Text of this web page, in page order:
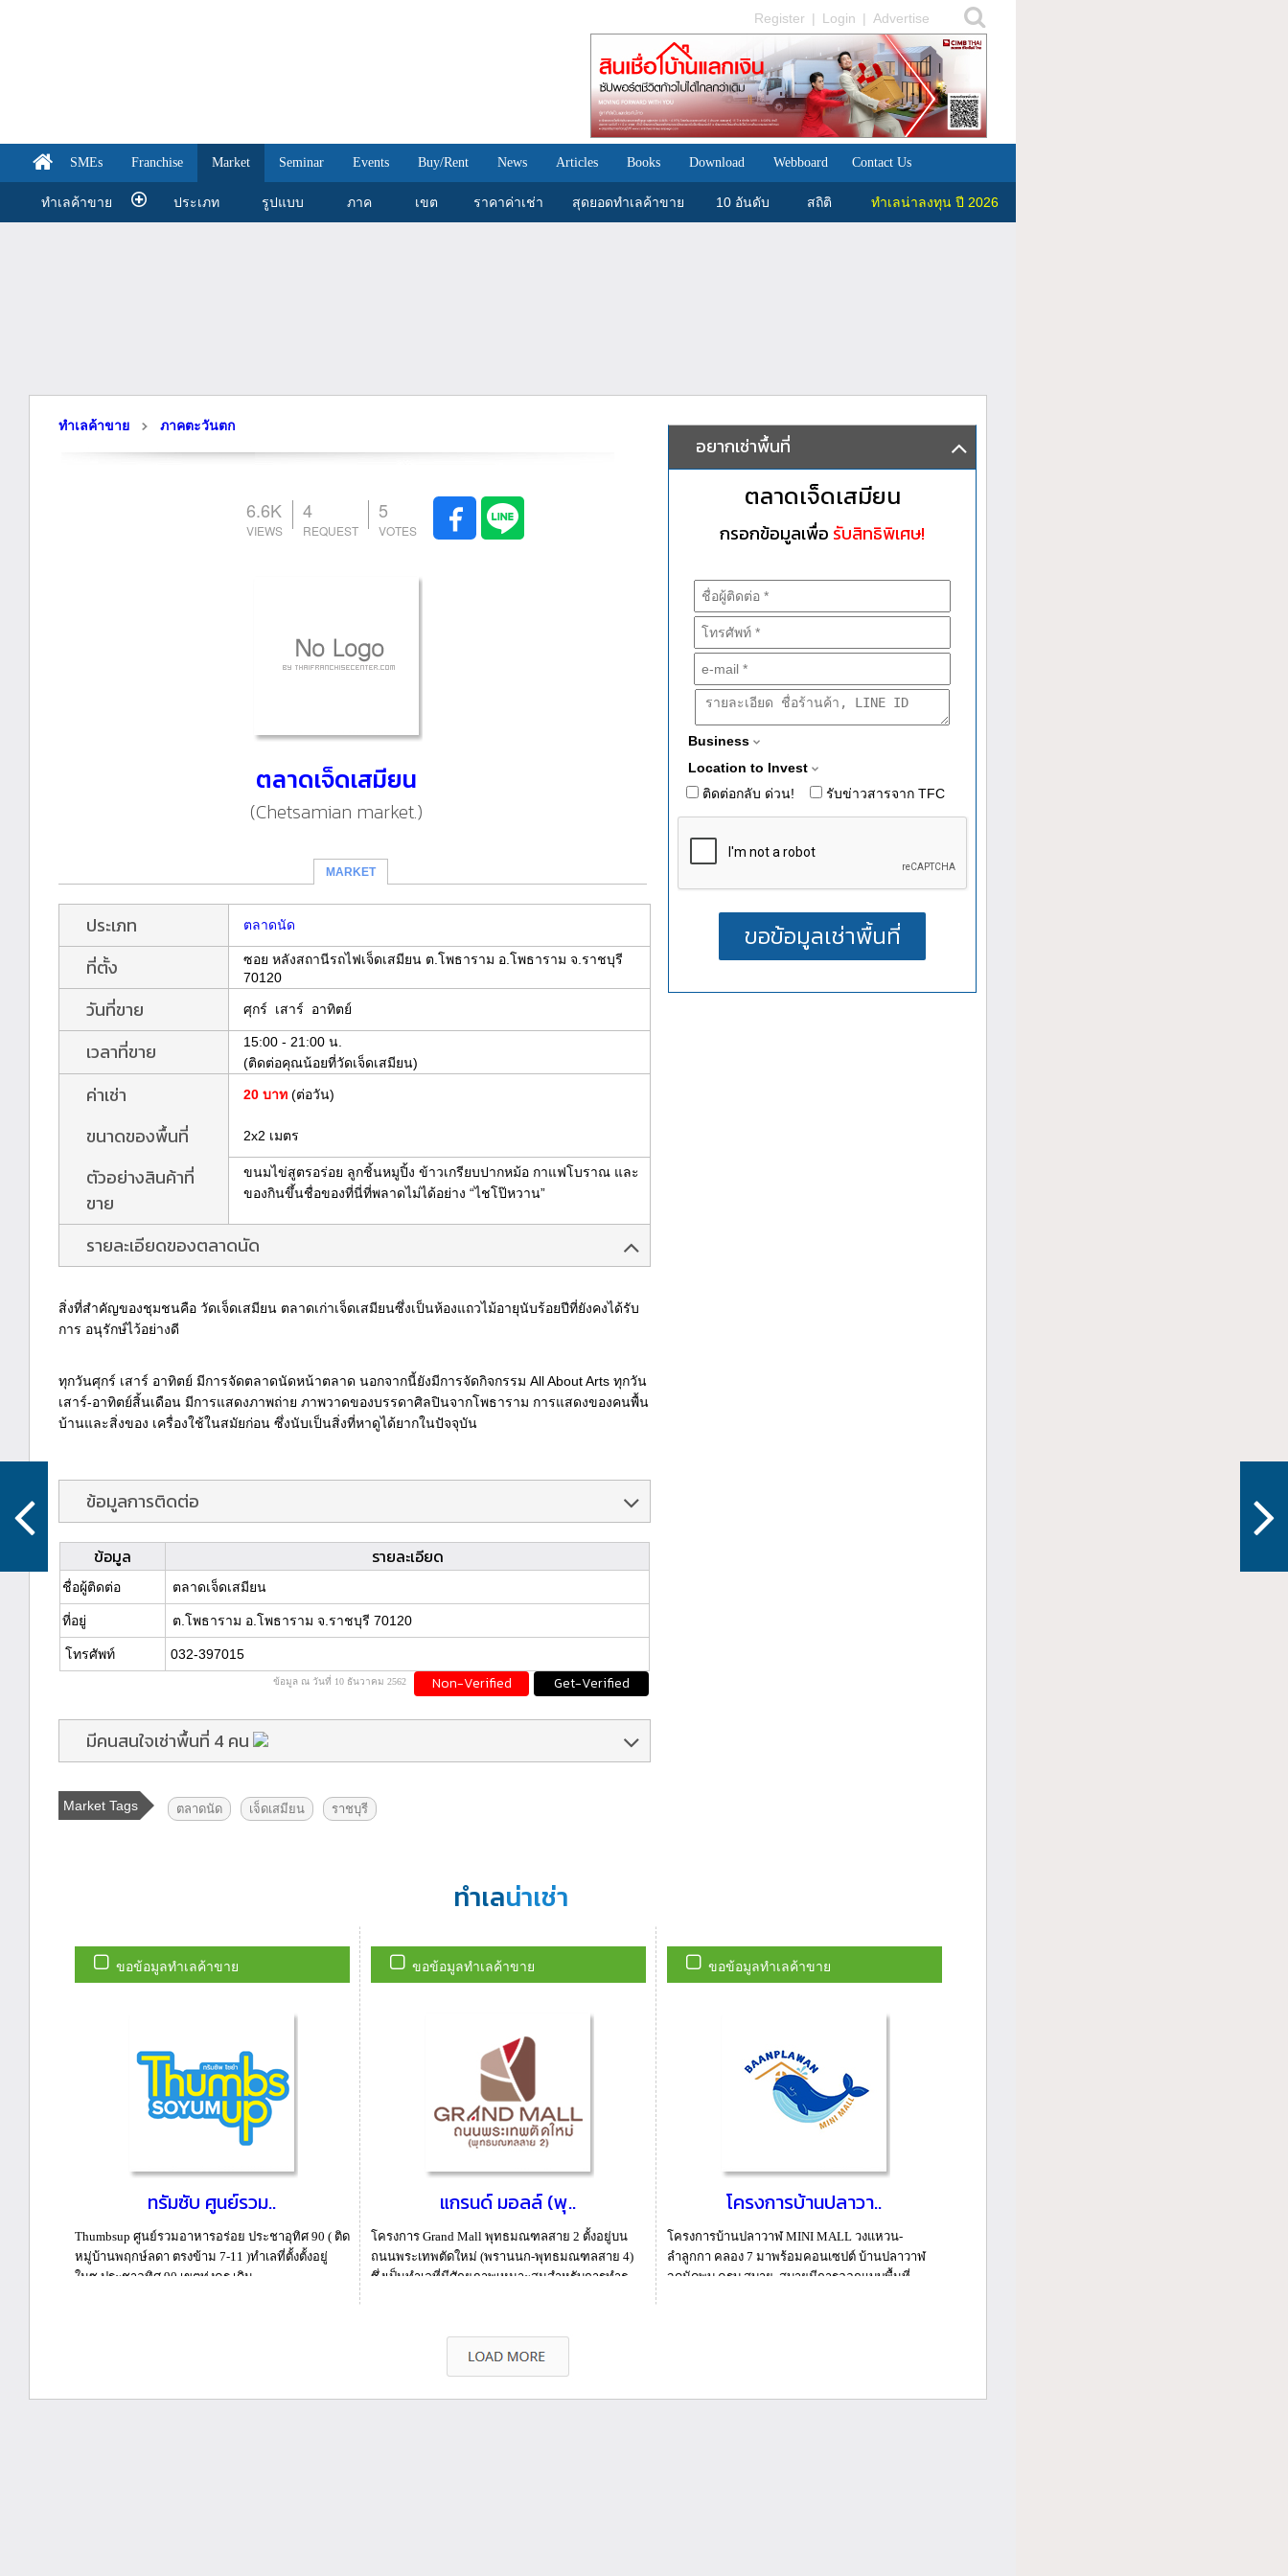
Register | Login | Advertise
SMEs Franchise Market Seminar Events Buy/Rent News Articles Books Download Webboard Contact Us
ทำเลค้าขาย ประเภท รูปแบบ ภาค เขต ราคาค่าเช่า สุดยอดทำเลค้าขาย 10 อันดับ สถิติ ทำเลน่าลงทุน ปี 2026
ทำเลค้าขาย ภาคตะวันตก
6.6K 4 5
ตลาดเจ็ดเสมียน
(Chetsamian market.)
MARKET
ประเภท ตลาดนัด
ที่ตั้ง
ซอย หลังสถานีรถไฟเจ็ดเสมียน ต.โพธาราม อ.โพธาราม จ.ราชบุรี
70120
วันที่ขาย ศุกร์ เสาร์ อาทิตย์
เวลาที่ขาย
15:00 - 21:00 น.
(ติดต่อคุณน้อยที่วัดเจ็ดเสมียน)
ค่าเช่า 20 บาท (ต่อวัน)
ขนาดของพื้นที่ 2x2 เมตร
ตัวอย่างสินค้าที่
ขาย
ขนมไข่สูตรอร่อย ลูกชิ้นหมูปิ้ง ข้าวเกรียบปากหม้อ กาแฟโบราณ และ
ของกินขึ้นชื่อของที่นี่ที่พลาดไม่ได้อย่าง “ไชโป๊หวาน”
รายละเอียดของตลาดนัด
สิ่งที่สำคัญของชุมชนคือ วัดเจ็ดเสมียน ตลาดเก่าเจ็ดเสมียนซึ่งเป็นห้องแถวไม้อายุนับร้อยปีที่ยังคงได้รับ
การ อนุรักษ์ไว้อย่างดี
ทุกวันศุกร์ เสาร์ อาทิตย์ มีการจัดตลาดนัดหน้าตลาด นอกจากนี้ยังมีการจัดกิจกรรม All About Arts ทุกวัน
เสาร์-อาทิตย์สิ้นเดือน มีการแสดงภาพถ่าย ภาพวาดของบรรดาศิลปินจากโพธาราม การแสดงของคนพื้น
บ้านและสิ่งของ เครื่องใช้ในสมัยก่อน ซึ่งนับเป็นสิ่งที่หาดูได้ยากในปัจจุบัน
ข้อมูลการติดต่อ
ข้อมูล รายละเอียด
ชื่อผู้ติดต่อ ตลาดเจ็ดเสมียน
ที่อยู่ ต.โพธาราม อ.โพธาราม จ.ราชบุรี 70120
โทรศัพท์ 032-397015
Get-Verified
Non-Verified
ข้อมูล ณ วันที่ 10 ธันวาคม 2562
มีคนสนใจเช่าพื้นที่ 4 คน
Market Tags ตลาดนัด เจ็ดเสมียน ราชบุรี
อยากเช่าพื้นที่
ตลาดเจ็ดเสมียน
กรอกข้อมูลเพื่อ รับสิทธิพิเศษ!
Business
Location to Invest
ติดต่อกลับ ด่วน!
รับข่าวสารจาก TFC
ทำเลน่าเช่า
ขอข้อมูลทำเลค้าขาย
ทรัมซับ ศูนย์รวม..
Thumbsup ศูนย์รวมอาหารอร่อย ประชาอุทิศ 90 ( ติด
หมู่บ้านพฤกษ์ลดา ตรงข้าม 7-11 )ทำเลที่ตั้งตั้งอยู่
ในซ.ประชาอุทิศ 90 เขตทุ่งครุ เดิน...
ขอข้อมูลทำเลค้าขาย
แกรนด์ มอลล์ (พุ..
โครงการ Grand Mall พุทธมณฑลสาย 2 ตั้งอยู่บน
ถนนพระเทพตัดใหม่ (พรานนก-พุทธมณฑลสาย 4)
ซึ่งเป็นทำเลที่มีศักยภาพเหมาะสมสำหรับการทำธุ
ขอข้อมูลทำเลค้าขาย
โครงการบ้านปลาวา..
โครงการบ้านปลาวาฬ MINI MALL วงแหวน-
ลำลูกกา คลอง 7 มาพร้อมคอนเซปต์ บ้านปลาวาฬ
จุดนัดพบ ครบ สบาย สบายมีการออกแบบพื้นที่